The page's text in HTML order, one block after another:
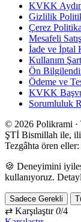
KVKK
Gizlilik
Çerez
Mesafeli
İade ve İptal
Kullanım
Ön
Ödeme ve
KVKK
Sorumluluk
© 2026 Polikrami
ŞTİ Bismillah ile,
Tezgâhta ören eller:
🍪 Deneyimini
kullanıyoruz.
Sadece Gerekli
⇄ Karşılaştır0/4